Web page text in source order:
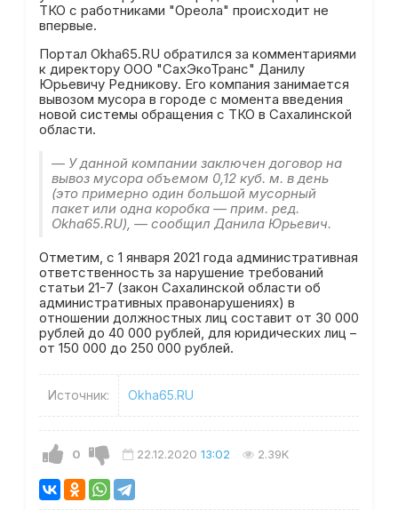
ТКО с работниками "Ореола" происходит не
впервые.
Портал Okha65.RU обратился за комментариями
к директору ООО "СахЭкоТранс" Данилу
Юрьевичу Редникову. Его компания занимается
вывозом мусора в городе с момента введения
новой системы обращения с ТКО в Сахалинской
области.
— У данной компании заключен договор на
вывоз мусора объемом 0,12 куб. м. в день
(это примерно один большой мусорный
пакет или одна коробка — прим. ред.
Okha65.RU), — сообщил Данила Юрьевич.
Отметим, с 1 января 2021 года административная
ответственность за нарушение требований
статьи 21-7 (закон Сахалинской области об
административных правонарушениях) в
отношении должностных лиц составит от 30 000
рублей до 40 000 рублей, для юридических лиц –
от 150 000 до 250 000 рублей.
Источник: Okha65.RU
0 22.12.2020 13:02 2.39K